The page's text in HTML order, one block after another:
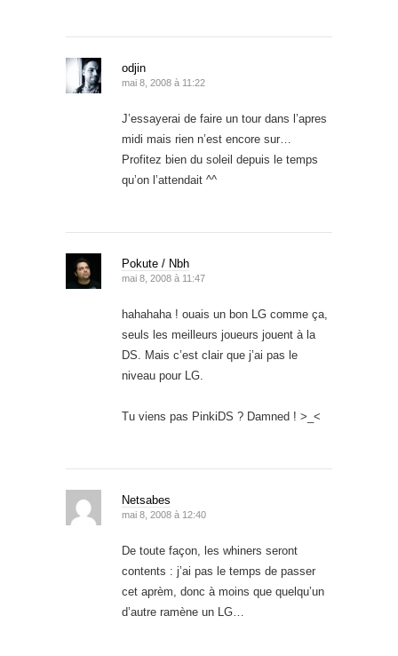
odjin
mai 8, 2008 à 11:22
J’essayerai de faire un tour dans l’apres
midi mais rien n’est encore sur…
Profitez bien du soleil depuis le temps
qu’on l’attendait ^^
Pokute / Nbh
mai 8, 2008 à 11:47
hahahaha ! ouais un bon LG comme ça,
seuls les meilleurs joueurs jouent à la
DS. Mais c’est clair que j’ai pas le
niveau pour LG.
Tu viens pas PinkiDS ? Damned ! >_<
Netsabes
mai 8, 2008 à 12:40
De toute façon, les whiners seront
contents : j’ai pas le temps de passer
cet aprèm, donc à moins que quelqu’un
d’autre ramène un LG…